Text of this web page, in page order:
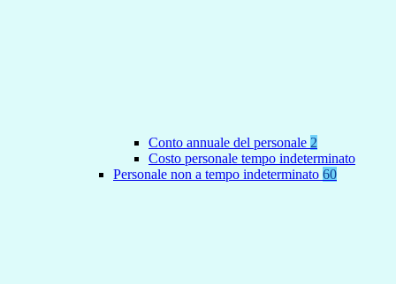
Conto annuale del personale 2
Costo personale tempo indeterminato
Personale non a tempo indeterminato 60